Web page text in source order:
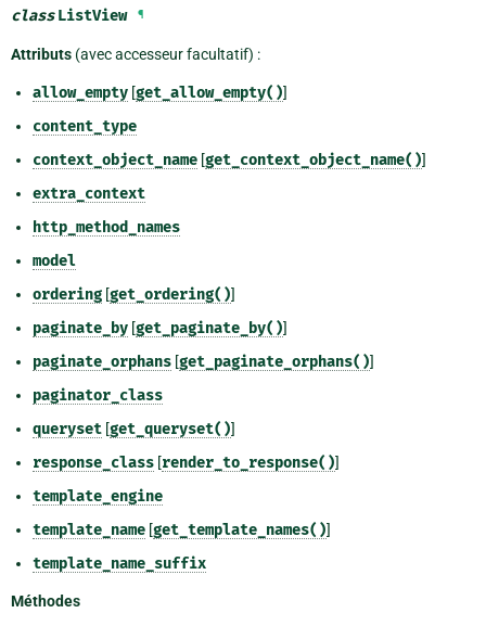
class ListView ¶
Attributs (avec accesseur facultatif) :
allow_empty [get_allow_empty()]
content_type
context_object_name [get_context_object_name()]
extra_context
http_method_names
model
ordering [get_ordering()]
paginate_by [get_paginate_by()]
paginate_orphans [get_paginate_orphans()]
paginator_class
queryset [get_queryset()]
response_class [render_to_response()]
template_engine
template_name [get_template_names()]
template_name_suffix
Méthodes